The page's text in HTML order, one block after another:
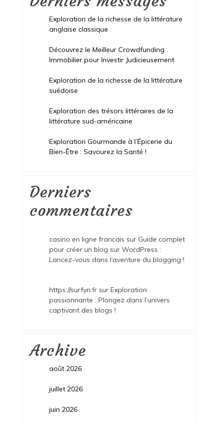
Exploration de la richesse de la littérature
anglaise classique
Découvrez le Meilleur Crowdfunding
Immobilier pour Investir Judicieusement
Exploration de la richesse de la littérature
suédoise
Exploration des trésors littéraires de la
littérature sud-américaine
Exploration Gourmande à l’Épicerie du
Bien-Être : Savourez la Santé !
Derniers
commentaires
casino en ligne francais sur Guide complet
pour créer un blog sur WordPress :
Lancez-vous dans l’aventure du blogging !
https://surfyn.frsur Exploration
passionnante : Plongez dans l’univers
captivant des blogs !
Archive
août 2026
juillet 2026
juin 2026